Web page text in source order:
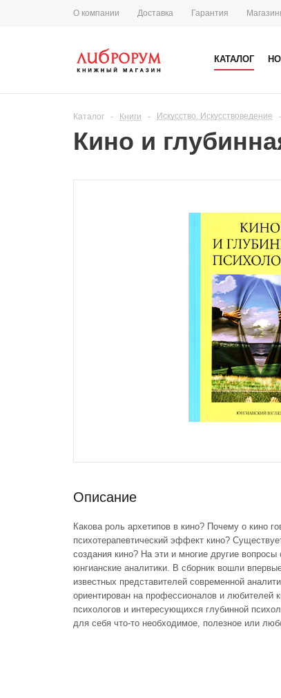
О компании Доставка Гарантия
КАТАЛОГ
Каталог - Книги - Искусство. Искусствоведение -
Кино и
Описание
Какова роль архетипов в кино? Почему о кино
психотерапевтический эффект кино?
создания кино? На эти и многие другие
юнгианские аналитики. В сборник вошли
известных представителей современной
ориентирован на профессионалов и любителей
психологов и интересующихся глубинной
для себя что-то необходимое, полезное или